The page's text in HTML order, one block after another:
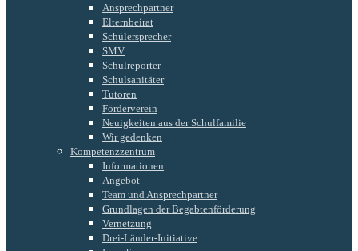
Ansprechpartner
Elternbeirat
Schülersprecher
SMV
Schulreporter
Schulsanitäter
Tutoren
Förderverein
Neuigkeiten aus der Schulfamilie
Wir gedenken
Kompetenzzentrum
Informationen
Angebot
Team und Ansprechpartner
Grundlagen der Begabtenförderung
Vernetzung
Drei-Länder-Initiative